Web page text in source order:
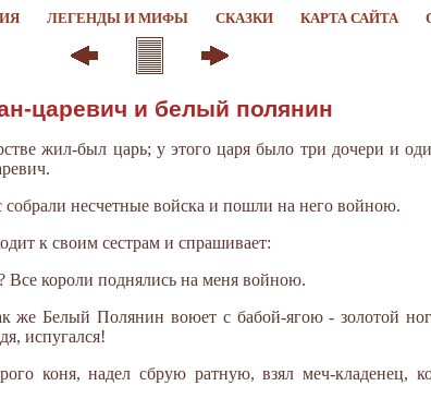
ЛЕГЕНДЫ И МИФЫ СКАЗКИ КАРТА САЙТА
царевич и белый полянин
жил-был царь; у этого царя было три дочери и
собрали несчетные войска и пошли на него войною.
к своим сестрам и спрашивает:
короли поднялись на меня войною.
же Белый Полянин воюет с бабой-ягою - золотой
испугался!
коня, надел сбрую ратную, взял меч-кладенец,